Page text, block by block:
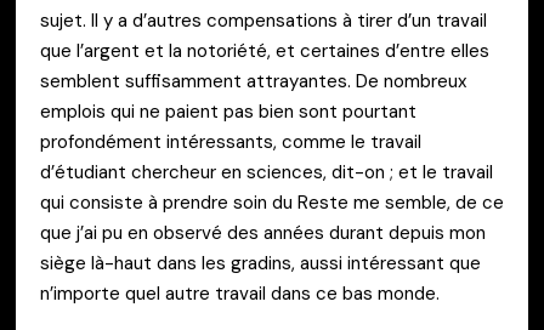
sujet. Il y a d’autres compensations à tirer d’un travail
que l’argent et la notoriété, et certaines d’entre elles
semblent suffisamment attrayantes. De nombreux
emplois qui ne paient pas bien sont pourtant
profondément intéressants, comme le travail
d’étudiant chercheur en sciences, dit-on ; et le travail
qui consiste à prendre soin du Reste me semble, de ce
que j’ai pu en observé des années durant depuis mon
siège là-haut dans les gradins, aussi intéressant que
n’importe quel autre travail dans ce bas monde.